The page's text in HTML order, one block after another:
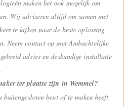
maken het ook mogelijk om
Wij adviseren altijd om samen met
te kijken naar de beste oplossing
Neem contact op met Ambachtelijke
advies en deskundige installatie
ter plaatse zijn in Wemmel?
bent of te maken heeft